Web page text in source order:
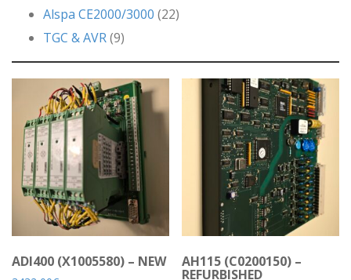
Alspa CE2000/3000 22
TGC & AVR 9
ADI400 (X1005580) – NEW AH115 (C0200150) –
REFURBISHED